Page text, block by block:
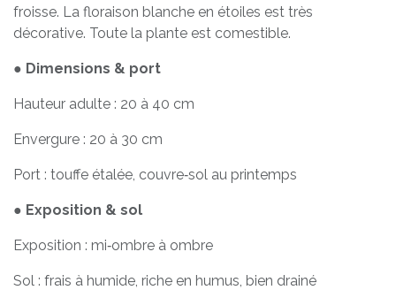
froisse. La floraison blanche en étoiles est très
décorative. Toute la plante est comestible.
● Dimensions & port
Hauteur adulte : 20 à 40 cm
Envergure : 20 à 30 cm
Port : touffe étalée, couvre‑sol au printemps
● Exposition & sol
Exposition : mi‑ombre à ombre
Sol : frais à humide, riche en humus, bien drainé